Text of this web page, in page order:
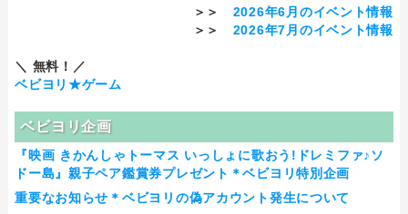
＞＞ 2026年6月のイベント情報
＞＞ 2026年7月のイベント情報
＼ 無料！／
ベビヨリ★ゲーム
ベビヨリ企画
『映画 きかんしゃトーマス いっしょに歌おう!ドレミファ♪ソ
ドー島』親子ペア鑑賞券プレゼント＊ベビヨリ特別企画
重要なお知らせ＊ベビヨリの偽アカウント発生について